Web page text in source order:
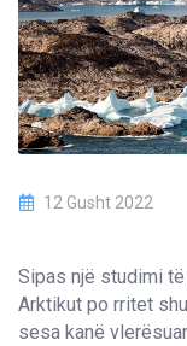
12 Gusht 2022
Sipas një studimi të
Arktikut po rritet
sesa kanë